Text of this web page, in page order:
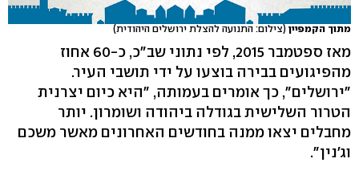
מתוך הקמפיין (צילום: התנועה להצלת ירושלים היהודית)
מאז ספטמבר 2015, לפי נתוני שב"כ, כ-60 אחוז
מהפיגועים בבירה בוצעו על ידי תושבי העיר.
"ירושלים", כך אומרים בעמותה, "היא כיום יצרנית
הטרור השלישית בגודלה ביהודה ושומרון. יותר
מחבלים יצאו ממנה בחודשים האחרונים מאשר משכם
וג'נין".